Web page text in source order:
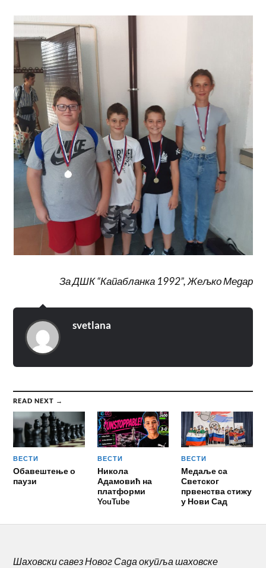
За ДШК “Капабланка 1992”, Жељко Медар
svetlana
READ NEXT →
ВЕСТИ
Обавештење о
паузи
ВЕСТИ
Никола
Адамовић на
платформи
YouTube
ВЕСТИ
Медаље са
Светског
првенства стижу
у Нови Сад
Шаховски савез Новог Сада окупља шаховске